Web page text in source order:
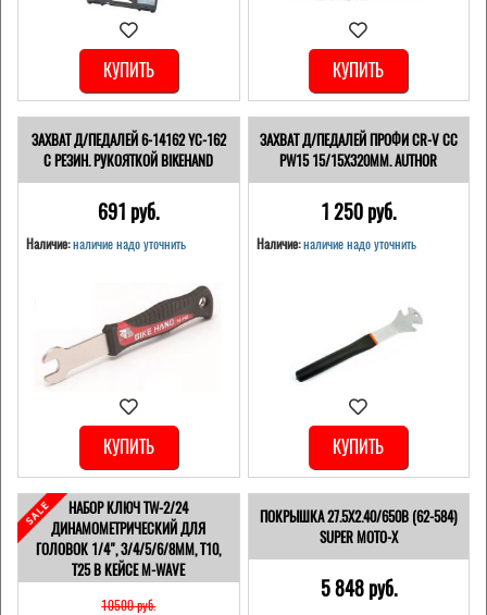
КУПИТЬ КУПИТЬ
ЗАХВАТ Д/ПЕДАЛЕЙ 6-14162 YC-162
С РЕЗИН. РУКОЯТКОЙ BIKEHAND
691 pуб.
Наличие:наличие надо уточнить
КУПИТЬ
ЗАХВАТ Д/ПЕДАЛЕЙ ПРОФИ CR-V CC
PW15 15/15X320ММ. AUTHOR
1 250 pуб.
Наличие: наличие надо уточнить
КУПИТЬ
НАБОР КЛЮЧ TW-2/24
ДИНАМОМЕТРИЧЕСКИЙ ДЛЯ
ГОЛОВОК 1/4", 3/4/5/6/8ММ, T10,
T25 В КЕЙСЕ M-WAVE
10500 pуб.
ПОКРЫШКА 27.5X2.40/650B (62-584)
SUPER MOTO-X
5 848 pуб.